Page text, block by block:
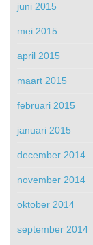
juni 2015
mei 2015
april 2015
maart 2015
februari 2015
januari 2015
december 2014
november 2014
oktober 2014
september 2014